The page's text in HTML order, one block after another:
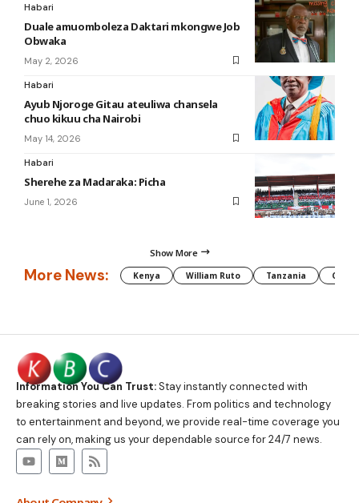
Habari
Duale amuomboleza Daktari mkongwe Job
Obwaka
May 2, 2026
Habari
Ayub Njoroge Gitau ateuliwa chansela
chuo kikuu cha Nairobi
May 14, 2026
Habari
Sherehe za Madaraka: Picha
June 1, 2026
Show More
More News: Kenya William Ruto Tanzania CAF
Information You Can Trust:Stay instantly connected with
breaking stories and live updates. From politics and technology
to entertainment and beyond, we provide real-time coverage you
can rely on, making us your dependable source for 24/7 news.